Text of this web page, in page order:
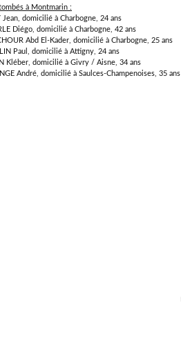
à Montmarin :
Jean, domicilié à Charbogne, 24 ans
Diégo, domicilié à Charbogne, 42 ans
Abd El-Kader, domicilié à Charbogne, 25 ans
Paul, domicilié à Attigny, 24 ans
Kléber, domicilié à Givry / Aisne, 34 ans
André, domicilié à Saulces-Champenoises, 35 ans